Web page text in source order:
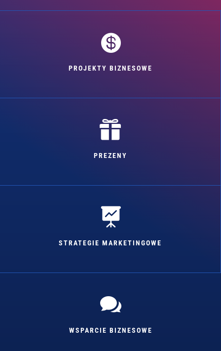

PROJEKTY BIZNESOWE

PREZENY

STRATEGIE MARKETINGOWE

WSPARCIE BIZNESOWE